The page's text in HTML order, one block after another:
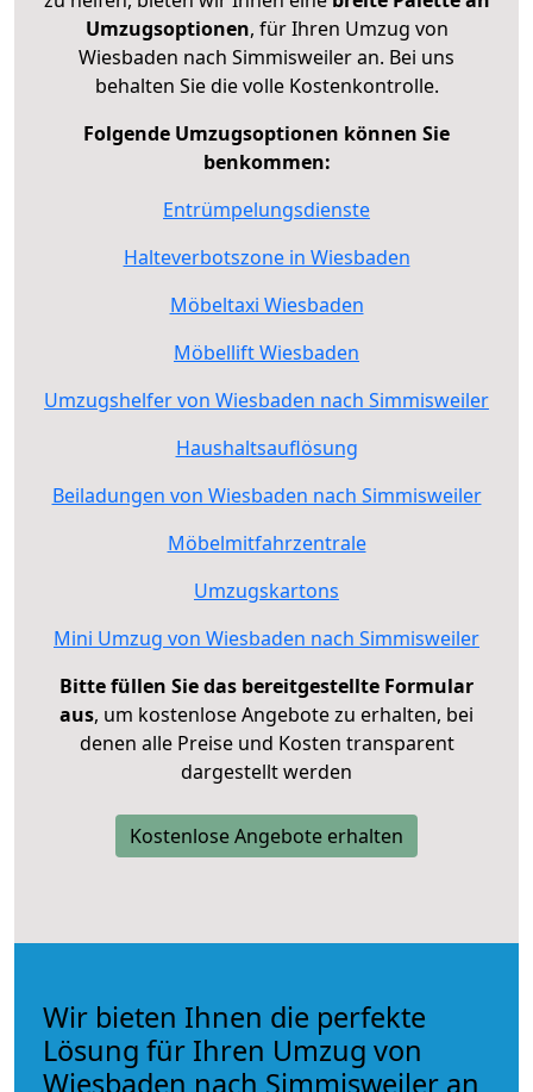
Umzugsoptionen, für Ihren Umzug von
Wiesbaden nach Simmisweiler an. Bei uns
behalten Sie die volle Kostenkontrolle.
Folgende Umzugsoptionen können Sie
benkommen:
Entrümpelungsdienste
Halteverbotszone in Wiesbaden
Möbeltaxi Wiesbaden
Möbellift Wiesbaden
Umzugshelfer von Wiesbaden nach Simmisweiler
Haushaltsauflösung
Beiladungen von Wiesbaden nach Simmisweiler
Möbelmitfahrzentrale
Umzugskartons
Mini Umzug von Wiesbaden nach Simmisweiler
Bitte füllen Sie das bereitgestellte Formular
aus, um kostenlose Angebote zu erhalten, bei
denen alle Preise und Kosten transparent
dargestellt werden
Kostenlose Angebote erhalten
Wir bieten Ihnen die perfekte
Lösung für Ihren Umzug von
Wiesbaden nach Simmisweiler an